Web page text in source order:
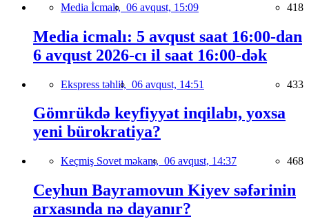
Media İcmalı, 06 avqust, 15:09 418
Media icmalı: 5 avqust saat 16:00-dan
6 avqust 2026-cı il saat 16:00-dək
Ekspress təhlil, 06 avqust, 14:51 433
Gömrükdə keyfiyyət inqilabı, yoxsa
yeni bürokratiya?
Keçmiş Sovet məkanı, 06 avqust, 14:37 468
Ceyhun Bayramovun Kiyev səfərinin
arxasında nə dayanır?